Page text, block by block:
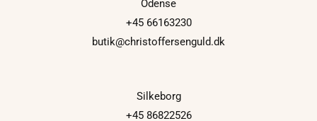
Odense
+45 66163230
butik@christoffersenguld.dk
Silkeborg
+45 86822526